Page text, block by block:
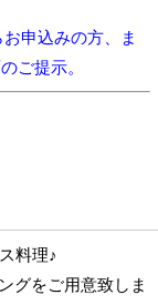
申込みの方、ま
ご提示。
料理♪
グをご用意致しま